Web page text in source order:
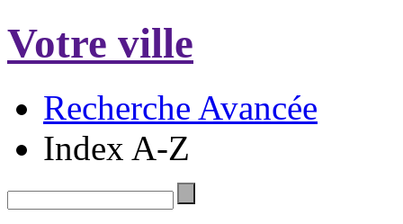
Votre ville
Recherche Avancée
Index A-Z